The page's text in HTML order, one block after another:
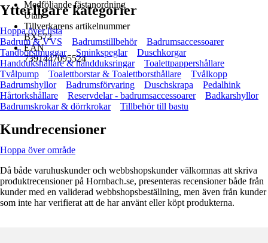
Medföljande fästanordning
Utan
Tillverkarens artikelnummer
BX572
EAN
7391447095524
Ytterligare kategorier
Hoppa över lista
Badrum & VVS
Badrumstillbehör
Badrumsaccessoarer
Tandborstmuggar
Sminkspeglar
Duschkorgar
Handdukshållare & handduksringar
Toalettpappershållare
Tvålpump
Toalettborstar & Toalettborsthållare
Tvålkopp
Badrumshyllor
Badrumsförvaring Duschskrapa
Pedalhink
Hårtorkshållare
Reservdelar - badrumsaccessoarer
Badkarshyllor
Badrumskrokar & dörrkrokar
Tillbehör till bastu
Kundrecensioner
Hoppa över område
Då både varuhuskunder och webbshopskunder välkomnas att skriva
produktrecensioner på Hornbach.se, presenteras recensioner både från
kunder med en validerad webbshopsbeställning, men även från kunder
som inte har verifierat att de har använt eller köpt produkterna.